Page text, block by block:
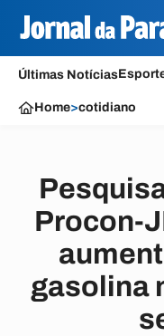
Últimas Notícias
Home>cotidiano
Procon-
gasolina